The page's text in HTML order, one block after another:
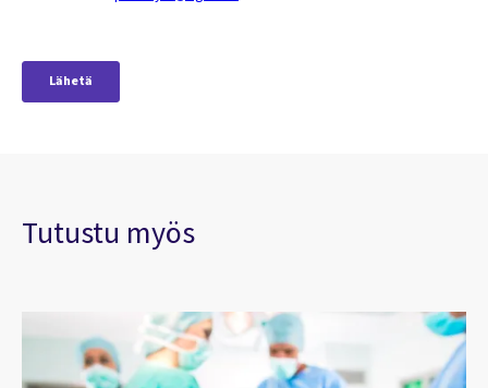
Tutustu myös